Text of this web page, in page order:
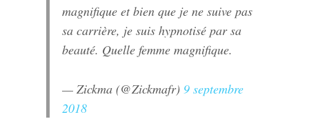
magnifique et bien que je ne suive pas
sa carrière, je suis hypnotisé par sa
beauté. Quelle femme magnifique.
— Zickma (@Zickmafr)9 septembre
2018